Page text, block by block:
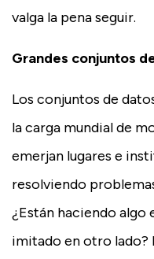
valga la pena seguir.
Grandes conjuntos
Los conjuntos de
la carga mundial de
emerjan lugares e
resolviendo
¿Están haciendo algo
imitado en otro lado?